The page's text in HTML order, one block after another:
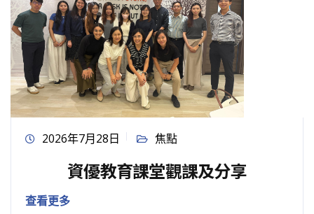
2026年7月28日 焦點
資優教育課堂觀課及分享
查看更多